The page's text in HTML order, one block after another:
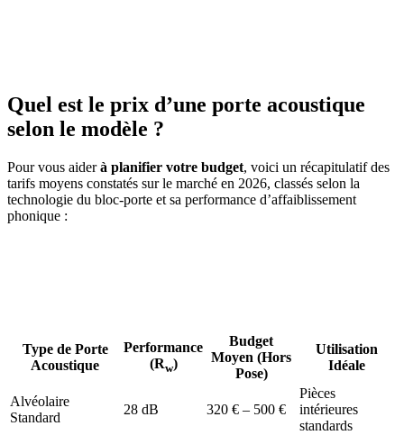
Quel est le prix d’une porte acoustique
selon le modèle ?
Pour vous aiderà planifier votre budget, voici un récapitulatif des
tarifs moyens constatés sur le marché en 2026, classés selon la
technologie du bloc-porte et sa performance d’affaiblissement
phonique :
Type de Porte
Acoustique
Performance
(Rw)
Budget
Moyen (Hors
Pose)
Utilisation
Idéale
Alvéolaire
Standard
28 dB 320 € – 500 €
Pièces
intérieures
standards